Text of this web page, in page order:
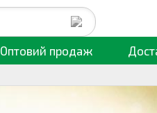
Оптовий продаж